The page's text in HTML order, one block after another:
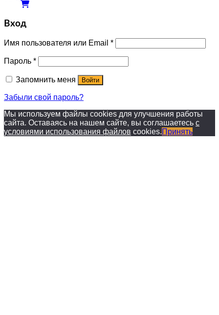
Вход
Имя пользователя или Email *
Пароль *
Запомнить меня Войти
Забыли свой пароль?
Мы используем файлы cookies для улучшения работы
сайта. Оставаясь на нашем сайте, вы соглашаетесь с
условиями использования файлов cookies.Принять